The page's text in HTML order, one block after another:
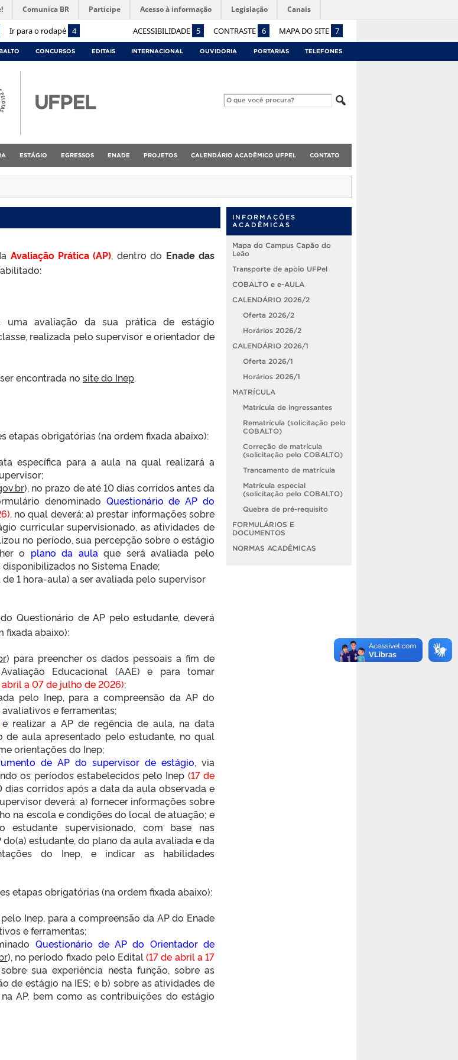
Ir para o rodapé 4 ACESSIBILIDADE 5 CONTRASTE 6 MAPA DO SITE 7
Comunica BR Participe Acesso à informação Legislação Canais
CONCURSOS EDITAIS INTERNACIONAL OUVIDORIA PORTARIAS TELEFONES
ESTÁGIO EGRESSOS ENADE PROJETOS CALENDÁRIO ACADÊMICO UFPEL CONTATO
Avaliação Prática (AP), dentro do Enade das
avaliação da sua prática de estágio
realizada pelo supervisor e orientador de
encontrada no site do Inep.
etapas obrigatórias (na ordem fixada abaixo):
específica para a aula na qual realizará a
), no prazo de até 10 dias corridos antes da
denominado Questionário de AP do
, no qual deverá: a) prestar informações sobre
curricular supervisionado, as atividades de
no período, sua percepção sobre o estágio
o plano da aula que será avaliada pelo
no Sistema Enade;
1 hora-aula) a ser avaliada pelo supervisor
Questionário de AP pelo estudante, deverá
fixada abaixo):
) para preencher os dados pessoais a fim de
Educacional (AAE) e para tomar
a 07 de julho de 2026);
pelo Inep, para a compreensão da AP do
e ferramentas;
e realizar a AP de regência de aula, na data
de aula apresentado pelo estudante, no qual
orientações do Inep;
de AP do supervisor de estágio, via
os períodos estabelecidos pelo Inep (17 de
dias corridos após a data da aula observada e
deverá: a) fornecer informações sobre
na escola e condições do local de atuação; e
supervisionado, com base nas
estudante, do plano da aula avaliada e da
do Inep, e indicar as habilidades
etapas obrigatórias (na ordem fixada abaixo):
Inep, para a compreensão da AP do Enade
e ferramentas;
Questionário de AP do Orientador de
), no período fixado pelo Edital(17 de abril a 17
sua experiência nesta função, sobre as
de estágio na IES; e b) sobre as atividades de
AP, bem como as contribuições do estágio
INFORMAÇÕES
ACADÊMICAS
Mapa do Campus Capão do
Leão
Transporte de apoio UFPel
COBALTO e e-AULA
CALENDÁRIO 2026/2
Oferta 2026/2
Horários 2026/2
CALENDÁRIO 2026/1
Oferta 2026/1
Horários 2026/1
MATRÍCULA
Matrícula de ingressantes
Rematrícula (solicitação pelo
COBALTO)
Correção de matrícula
(solicitação pelo COBALTO)
Trancamento de matrícula
Matrícula especial
(solicitação pelo COBALTO)
Quebra de pré-requisito
FORMULÁRIOS E
DOCUMENTOS
NORMAS ACADÊMICAS